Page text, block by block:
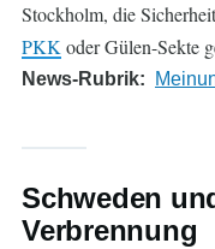
Stockholm, die
PKKoder Gülen-Sekte
News-Rubrik
Schweden
Verbrennung